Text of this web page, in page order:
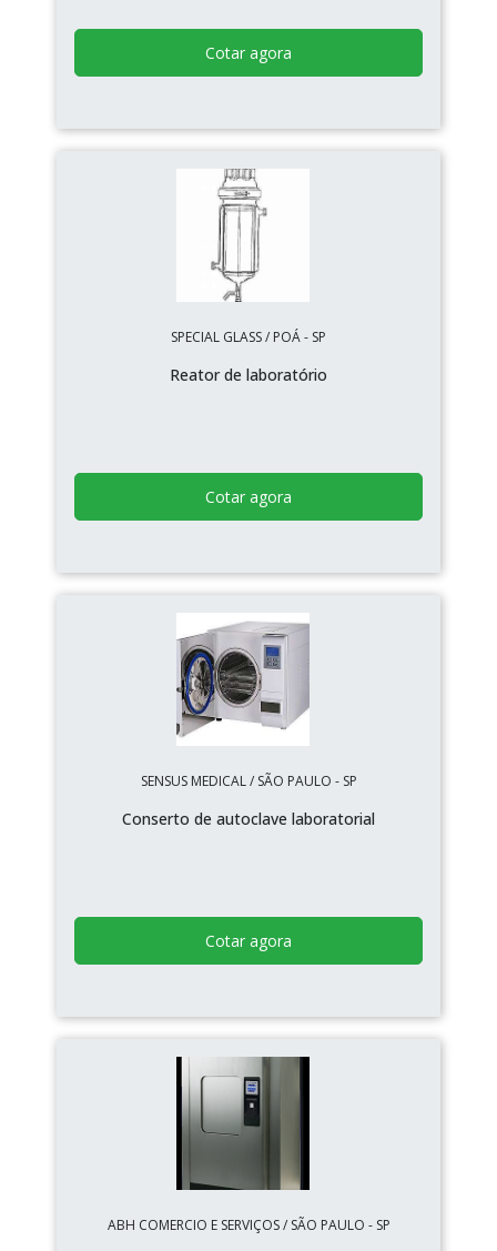
Cotar agora
SPECIAL GLASS / POÁ - SP
Reator de laboratório
Cotar agora
SENSUS MEDICAL / SÃO PAULO - SP
Conserto de autoclave laboratorial
Cotar agora
ABH COMERCIO E SERVIÇOS / SÃO PAULO - SP